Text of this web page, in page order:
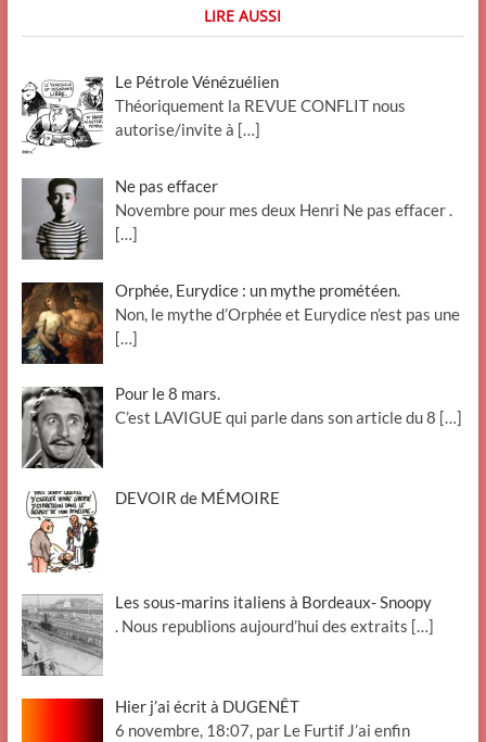
LIRE AUSSI
Le Pétrole Vénézuélien
Théoriquement la REVUE CONFLIT nous
autorise/invite à […]
Ne pas effacer
Novembre pour mes deux Henri Ne pas effacer .
[…]
Orphée, Eurydice : un mythe prométéen.
Non, le mythe d’Orphée et Eurydice n’est pas une
[…]
Pour le 8 mars.
C’est LAVIGUE qui parle dans son article du 8 […]
DEVOIR de MÉMOIRE
Les sous-marins italiens à Bordeaux- Snoopy
. Nous republions aujourd’hui des extraits […]
Hier j’ai écrit à DUGENÊT
6 novembre, 18:07, par Le Furtif J’ai enfin